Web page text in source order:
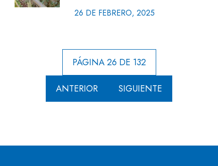
26 DE FEBRERO, 2025
PÁGINA 26 DE 132
ANTERIOR SIGUIENTE